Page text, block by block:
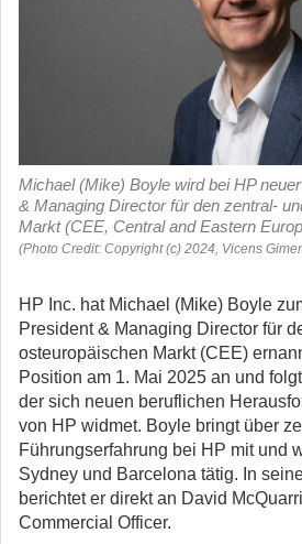
Michael (Mike) Boyle wird bei HP
& Managing Director für den zentral-
Markt (CEE, Central and Eastern
(Photo Credit: Copyright (c) 2024, Vicens
HP Inc. hat Michael (Mike) Boyle
President & Managing Director für
osteuropäischen Markt (CEE)
Position am 1. Mai 2025 an und
der sich neuen beruflichen
von HP widmet. Boyle bringt über
Führungserfahrung bei HP mit und
Sydney und Barcelona tätig. In
berichtet er direkt an David
Commercial Officer.